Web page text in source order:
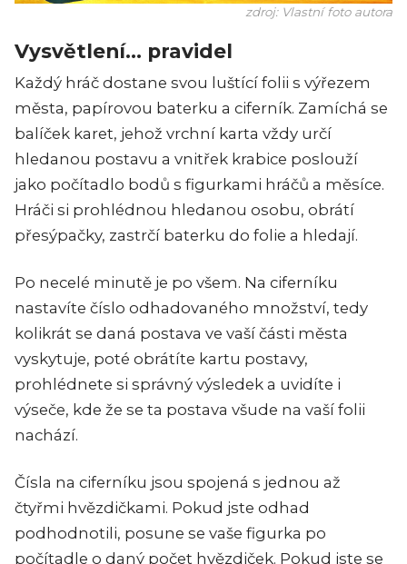
zdroj: Vlastní foto autora
Vysvětlení... pravidel
Každý hráč dostane svou luštící folii s výřezem
města, papírovou baterku a ciferník. Zamíchá se
balíček karet, jehož vrchní karta vždy určí
hledanou postavu a vnitřek krabice poslouží
jako počítadlo bodů s figurkami hráčů a měsíce.
Hráči si prohlédnou hledanou osobu, obrátí
přesýpačky, zastrčí baterku do folie a hledají.
Po necelé minutě je po všem. Na ciferníku
nastavíte číslo odhadovaného množství, tedy
kolikrát se daná postava ve vaší části města
vyskytuje, poté obrátíte kartu postavy,
prohlédnete si správný výsledek a uvidíte i
výseče, kde že se ta postava všude na vaší folii
nachází.
Čísla na ciferníku jsou spojená s jednou až
čtyřmi hvězdičkami. Pokud jste odhad
podhodnotili, posune se vaše figurka po
počítadle o daný počet hvězdiček. Pokud jste se